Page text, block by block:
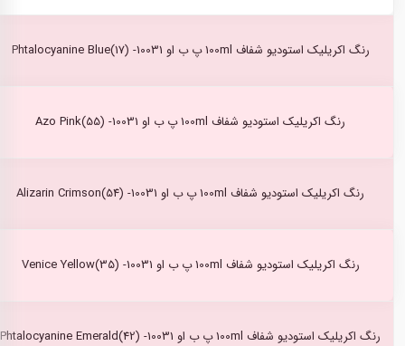
رنگ اکریلیک استودیو شفاف 100ml پ ب او Phtalocyanine Blue(17) -10031
رنگ اکریلیک استودیو شفاف 100ml پ ب او Azo Pink(55) -10031
رنگ اکریلیک استودیو شفاف 100ml پ ب او Alizarin Crimson(54) -10031
رنگ اکریلیک استودیو شفاف 100ml پ ب او Venice Yellow(35) -10031
رنگ اکریلیک استودیو شفاف 100ml پ ب او Phtalocyanine Emerald(42) -10031